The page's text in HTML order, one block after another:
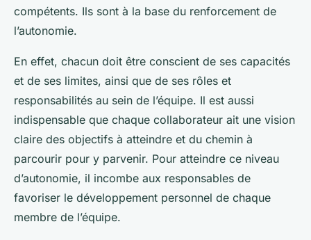
compétents. Ils sont à la base du renforcement de
l’autonomie.
En effet, chacun doit être conscient de ses capacités
et de ses limites, ainsi que de ses rôles et
responsabilités au sein de l’équipe. Il est aussi
indispensable que chaque collaborateur ait une vision
claire des objectifs à atteindre et du chemin à
parcourir pour y parvenir. Pour atteindre ce niveau
d’autonomie, il incombe aux responsables de
favoriser le développement personnel de chaque
membre de l’équipe.